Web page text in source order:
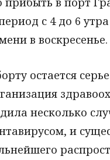
с 4 до 6
в воскресенье.
остается
несколько
и